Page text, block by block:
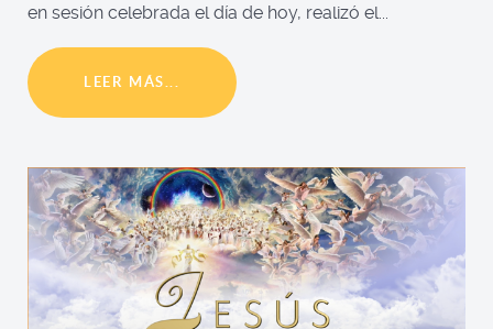
en sesión celebrada el día de hoy, realizó el...
LEER MÁS...